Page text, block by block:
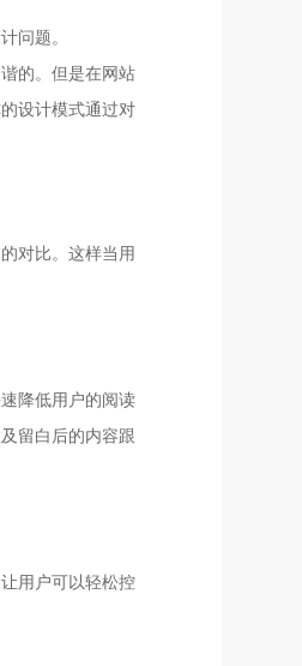
问题。
的。但是在网站
设计模式通过对
对比。这样当用
降低用户的阅读
留白后的内容跟
用户可以轻松控